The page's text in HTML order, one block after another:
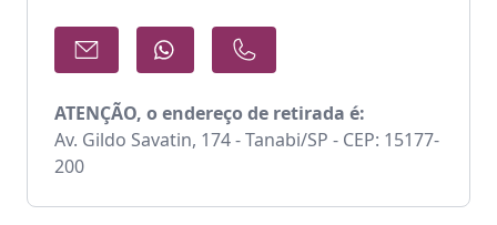
ATENÇÃO, o endereço de retirada é:
Av. Gildo Savatin, 174 - Tanabi/SP - CEP: 15177-
200